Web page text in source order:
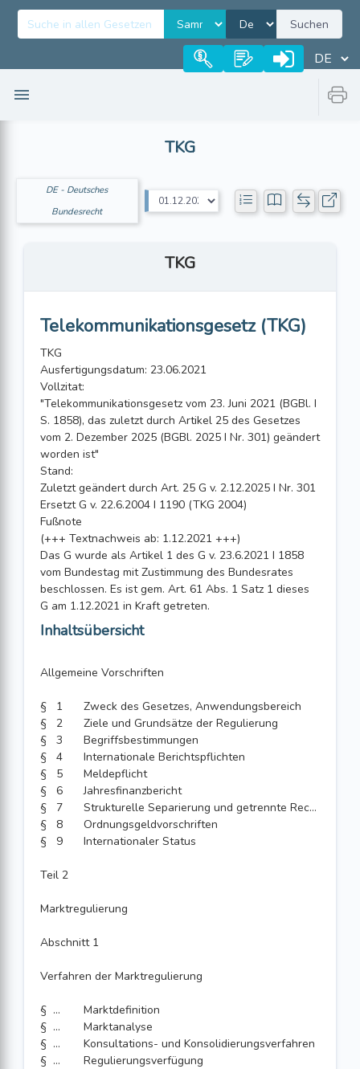
Suchen
TKG
DE - Deutsches
Bundesrecht
TKG
Telekommunikationsgesetz (TKG)
TKG
Ausfertigungsdatum: 23.06.2021
Vollzitat:
"Telekommunikationsgesetz vom 23. Juni 2021 (BGBl. I
S. 1858), das zuletzt durch Artikel 25 des Gesetzes
vom 2. Dezember 2025 (BGBl. 2025 I Nr. 301) geändert
worden ist"
Stand:
Zuletzt geändert durch Art. 25 G v. 2.12.2025 I Nr. 301
Ersetzt G v. 22.6.2004 I 1190 (TKG 2004)
Fußnote
(+++ Textnachweis ab: 1.12.2021 +++)
Das G wurde als Artikel 1 des G v. 23.6.2021 I 1858
vom Bundestag mit Zustimmung des Bundesrates
beschlossen. Es ist gem. Art. 61 Abs. 1 Satz 1 dieses
G am 1.12.2021 in Kraft getreten.
Inhaltsübersicht
Allgemeine Vorschriften
§ 1
Zweck des Gesetzes, Anwendungsbereich
§ 2
Ziele und Grundsätze der Regulierung
§ 3
Begriffsbestimmungen
§ 4
Internationale Berichtspflichten
§ 5
Meldepflicht
§ 6
Jahresfinanzbericht
§ 7
Strukturelle Separierung und getrennte Rechnungslegung
§ 8
Ordnungsgeldvorschriften
§ 9
Internationaler Status
Teil 2
Marktregulierung
Abschnitt 1
Verfahren der Marktregulierung
§ 10
Marktdefinition
§ 11
Marktanalyse
§ 12
Konsultations- und Konsolidierungsverfahren
§ 13
Regulierungsverfügung